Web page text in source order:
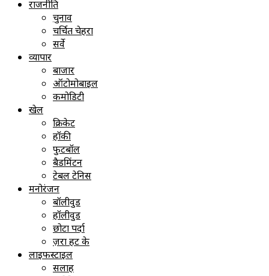
राजनीति
चुनाव
चर्चित चेहरा
सर्वे
व्यापार
बाजार
ऑटोमोबाइल
कमोडिटी
खेल
क्रिकेट
हॉकी
फुटबॉल
बैडमिंटन
टेबल टेनिस
मनोरंजन
बॉलीवुड
हॉलीवुड
छोटा पर्दा
ज़रा हट के
लाइफस्टाइल
सलाह